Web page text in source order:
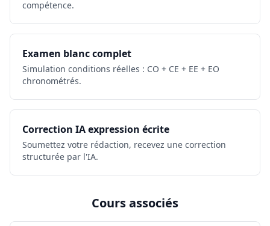
compétence.
Examen blanc complet
Simulation conditions réelles : CO + CE + EE + EO
chronométrés.
Correction IA expression écrite
Soumettez votre rédaction, recevez une correction
structurée par l'IA.
Cours associés